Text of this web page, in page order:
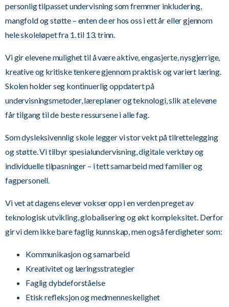
personlig tilpasset undervisning som fremmer inkludering,
mangfold og støtte – enten de er hos oss i ett år eller gjennom
hele skoleløpet fra 1. til 13. trinn.
Vi gir elevene mulighet til å være aktive, engasjerte, nysgjerrige,
kreative og kritiske tenkere gjennom praktisk og variert læring.
Skolen holder seg kontinuerlig oppdatert på
undervisningsmetoder, læreplaner og teknologi, slik at elevene
får tilgang til de beste ressursene i alle fag.
Som dysleksivennlig skole legger vi stor vekt på tilrettelegging
og støtte. Vi tilbyr spesialundervisning, digitale verktøy og
individuelle tilpasninger – i tett samarbeid med familier og
fagpersonell.
Vi vet at dagens elever vokser opp i en verden preget av
teknologisk utvikling, globalisering og økt kompleksitet. Derfor
gir vi dem ikke bare faglig kunnskap, men også ferdigheter som:
Kommunikasjon og samarbeid
Kreativitet og læringsstrategier
Faglig dybdeforståelse
Etisk refleksjon og medmenneskelighet